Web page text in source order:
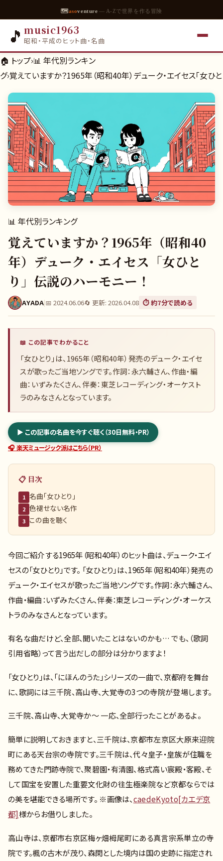
🗺asoventure — A-Zで世界を作る冒険
🎵 music1963
昭和・平成のヒット曲・名曲
🏠 トップ›📊 年代別ランキン
グ›覚えていますか？1965年（昭和40年）デューク・エイセス「女ひ
📊 年代別ランキング
覚えていますか？1965年（昭和40
年）デューク・エイセス「女ひと
り」伝説のハーモニー！
AYADA|📅 2024.06.06🔄 更新: 2026.04.08 ⏱️ 約7分で読める
📖 この記事でわかること
「女ひとり」は、1965年（昭和40年）発売のデューク・エイセ
スが歌ったご当地ソングです。作詞：永六輔さん、作曲・編
曲：いずみたくさん、伴奏：東芝レコーディング・オーケスト
ラのみなさんとなっています。
▶ この記事の名曲を今すぐ聴く（30日無料・PR）
🎧 楽天ミュージック派はこちら（PR）
📋 目次
1 名曲「女ひとり」
2 色褪せない名作
3 この曲を聴く
今回ご紹介する1965年（昭和40年）のヒット曲は、デューク・エイ
セスの「女ひとり」です。 「女ひとり」は、1965年（昭和40年）発売の
デューク・エイセスが歌ったご当地ソングです。作詞：永六輔さん、
作曲・編曲：いずみたくさん、伴奏：東芝レコーディング・オーケス
トラのみなさんとなっています。
有名な曲だけど、全部、聞いたことはないのかも… でも、（歌詞
引用省略）って言う出だしの部分は分かりますよ！
「女ひとり」は、「にほんのうた」シリーズの一曲で、京都府を舞台
に、歌詞には三千院、高山寺、大覚寺の3つの寺院が登場します。
三千院、高山寺、大覚寺か～ 一応、全部行ったことがあるよ。
簡単に説明しておきますと、三千院は、京都市左京区大原来迎院
町にある天台宗の寺院です。三千院は、代々皇子・皇族が住職を
務めてきた門跡寺院で、聚碧園・有清園、格式高い宸殿・客殿、そ
して国宝を安置した重要文化財の往生極楽院など京都ならでは
の美を堪能できる場所です。 ※画像は、caedeKyoto[カエデ京
都]様からお借りしました。
高山寺は、京都市右京区梅ヶ畑栂尾町にある真言宗系単立の寺
院です。楓の古木が茂り、森閑とした境内は国の史跡に指定され